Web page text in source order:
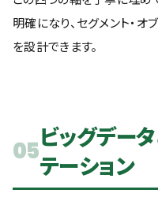
明確になり、セグメント・オ
を設計できます。
05ビッグデー
テーション